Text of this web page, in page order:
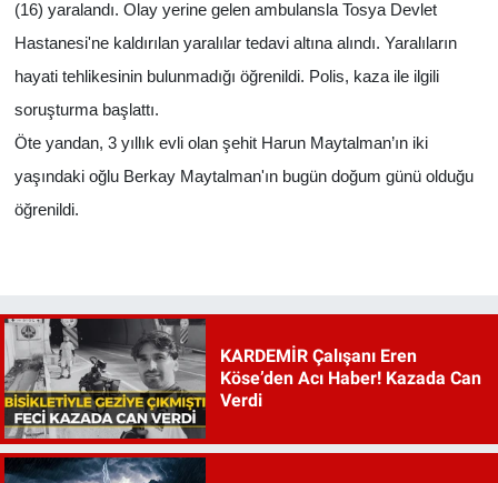
(16) yaralandı. Olay yerine gelen ambulansla Tosya Devlet
Hastanesi'ne kaldırılan yaralılar tedavi altına alındı. Yaralıların
hayati tehlikesinin bulunmadığı öğrenildi. Polis, kaza ile ilgili
soruşturma başlattı.
Öte yandan, 3 yıllık evli olan şehit Harun Maytalman’ın iki
yaşındaki oğlu Berkay Maytalman'ın bugün doğum günü olduğu
öğrenildi.
KARDEMİR Çalışanı Eren
Köse’den Acı Haber! Kazada Can
Verdi